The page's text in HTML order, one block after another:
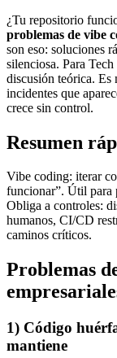
¿Tu repositorio
problemas de vibe
son eso: soluciones
silenciosa. Para
discusión teórica. Es
incidentes que
crece sin control.
Resumen
Vibe coding: iterar
funcionar”. Útil para
Obliga a controles:
humanos, CI/CD
caminos críticos.
Problemas
1) Código
mantiene